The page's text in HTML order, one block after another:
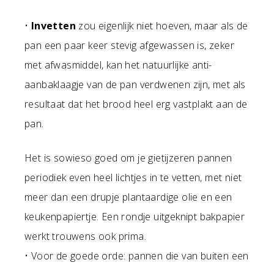
• Invetten zou eigenlijk niet hoeven, maar als de
pan een paar keer stevig afgewassen is, zeker
met afwasmiddel, kan het natuurlijke anti-
aanbaklaagje van de pan verdwenen zijn, met als
resultaat dat het brood heel erg vastplakt aan de
pan.
Het is sowieso goed om je gietijzeren pannen
periodiek even heel lichtjes in te vetten, met niet
meer dan een drupje plantaardige olie en een
keukenpapiertje. Een rondje uitgeknipt bakpapier
werkt trouwens ook prima.
• Voor de goede orde: pannen die van buiten een